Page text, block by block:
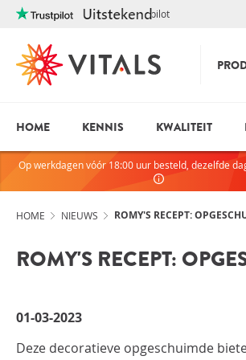
Trustpilot
We staan elke dag voor je klaar!
Indien we je ergens mee kunnen
helpen, neem dan contact met
075-6476050
HOME KENNIS KWALITEIT
Op werkdagen vóór 18:00 uur besteld, dezelfde
HOME NIEUWS ROMY'S RECEPT:
ROMY'S RECEPT:
01-03-2023
Deze decoratieve opgeschuimde